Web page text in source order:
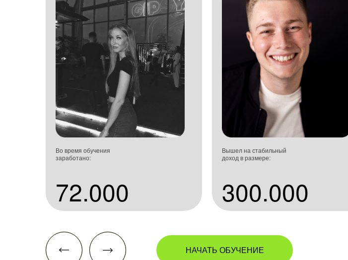
Вышел на стабильный
доход в размере:
300.000
Во время обучения
заработано:
72.000
НАЧАТЬ ОБУЧЕНИЕ